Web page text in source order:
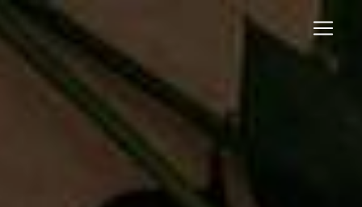
Panneau de gestion des cookies